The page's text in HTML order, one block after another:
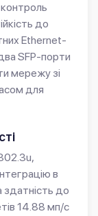
до
Ethernet-
SFP-порти
мережу зі
для
в
здатність до
14.88 мп/с